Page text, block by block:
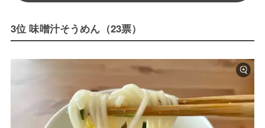
3位 味噌汁そうめん（23票）